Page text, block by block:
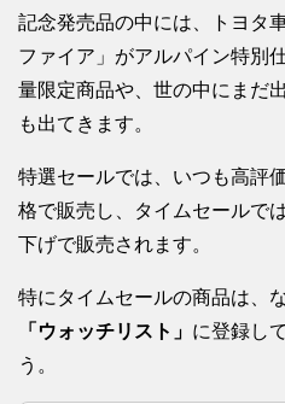
記念発売品の中には、トヨタ
ファイア」がアルパイン特別
量限定商品や、世の中にまだ
も出てきます。
特選セールでは、いつも高評
格で販売し、タイムセールで
下げで販売されます。
特にタイムセールの商品は、
「ウォッチリスト」 に登録し
う。